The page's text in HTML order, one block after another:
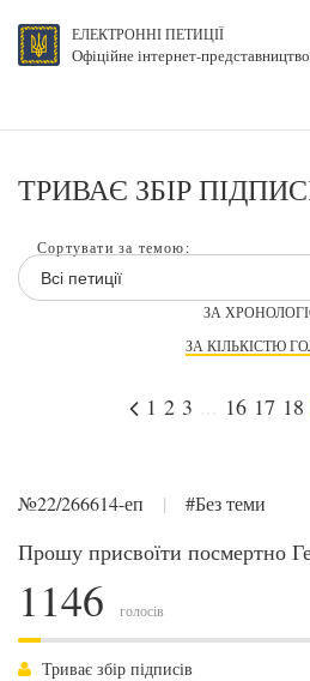
ЕЛЕКТРОННІ ПЕТИЦІЇ
Офіційне інтернет-
ТРИВАЄ ЗБІР
Сортувати за темою:
Всі петиції
ЗА
ЗА КІЛЬКІСТЮ
1 2 3 16 17 18
№22/266614-еп | #Без теми
Прошу присвоїти посмертно
1146 голосів
Триває збір підписів